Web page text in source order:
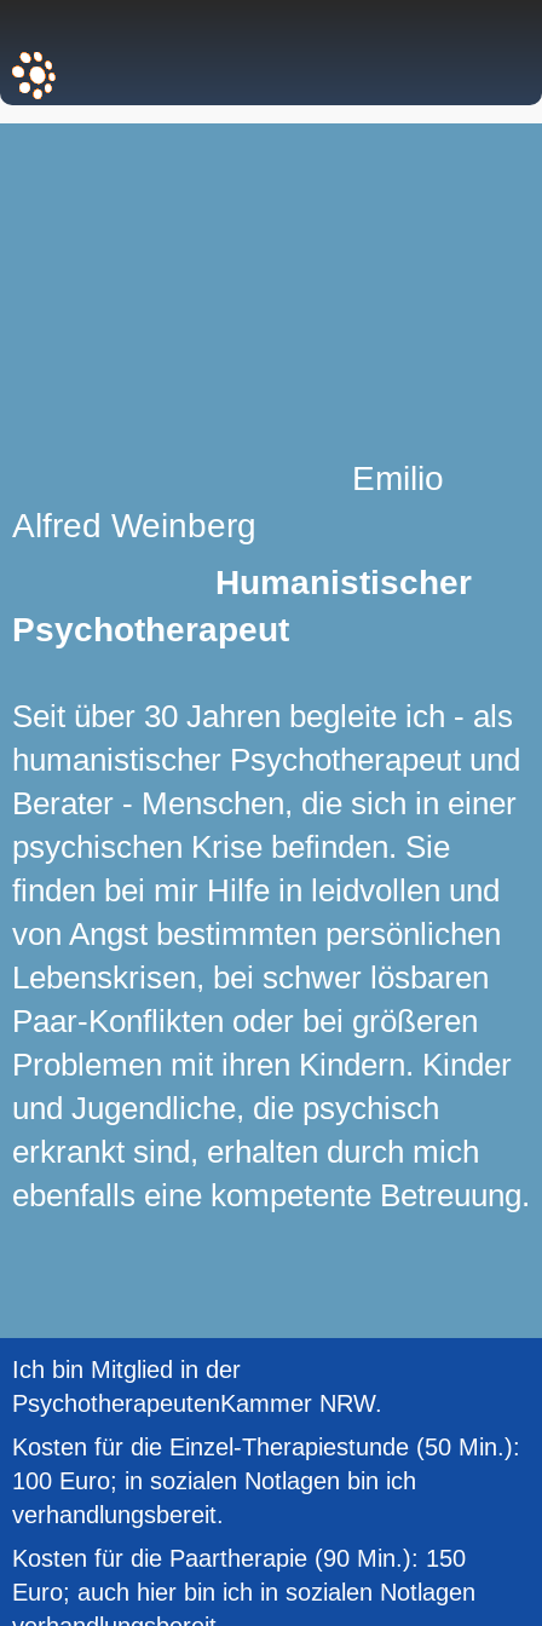
Emilio
Alfred Weinberg
Humanistischer
Psychotherapeut
Seit über 30 Jahren begleite ich - als
humanistischer Psychotherapeut und
Berater - Menschen, die sich in einer
psychischen Krise befinden. Sie
finden bei mir Hilfe in leidvollen und
von Angst bestimmten persönlichen
Lebenskrisen, bei schwer lösbaren
Paar-Konflikten oder bei größeren
Problemen mit ihren Kindern. Kinder
und Jugendliche, die psychisch
erkrankt sind, erhalten durch mich
ebenfalls eine kompetente Betreuung.
Ich bin Mitglied in der
PsychotherapeutenKammer NRW.
Kosten für die Einzel-Therapiestunde (50 Min.):
100 Euro; in sozialen Notlagen bin ich
verhandlungsbereit.
Kosten für die Paartherapie (90 Min.): 150
Euro; auch hier bin ich in sozialen Notlagen